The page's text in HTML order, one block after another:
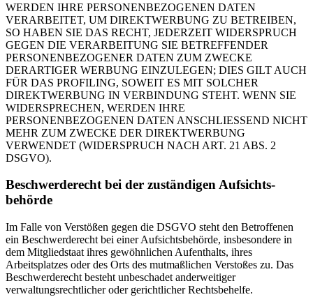
WERDEN IHRE PERSONENBEZOGENEN DATEN
VERARBEITET, UM DIREKTWERBUNG ZU BETREIBEN,
SO HABEN SIE DAS RECHT, JEDERZEIT WIDERSPRUCH
GEGEN DIE VERARBEITUNG SIE BETREFFENDER
PERSONENBEZOGENER DATEN ZUM ZWECKE
DERARTIGER WERBUNG EINZULEGEN; DIES GILT AUCH
FÜR DAS PROFILING, SOWEIT ES MIT SOLCHER
DIREKTWERBUNG IN VERBINDUNG STEHT. WENN SIE
WIDERSPRECHEN, WERDEN IHRE
PERSONENBEZOGENEN DATEN ANSCHLIESSEND NICHT
MEHR ZUM ZWECKE DER DIREKTWERBUNG
VERWENDET (WIDERSPRUCH NACH ART. 21 ABS. 2
DSGVO).
Beschwerde­recht bei der zuständigen Aufsichts­
behörde
Im Falle von Verstößen gegen die DSGVO steht den Betroffenen
ein Beschwerderecht bei einer Aufsichtsbehörde, insbesondere in
dem Mitgliedstaat ihres gewöhnlichen Aufenthalts, ihres
Arbeitsplatzes oder des Orts des mutmaßlichen Verstoßes zu. Das
Beschwerderecht besteht unbeschadet anderweitiger
verwaltungsrechtlicher oder gerichtlicher Rechtsbehelfe.